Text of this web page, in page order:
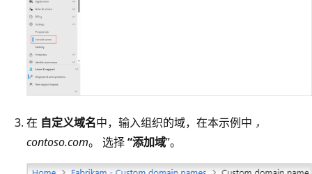
在 自定义域名中，输入组织的域，在本示例中 ，
contoso.com。 选择“添加域”。